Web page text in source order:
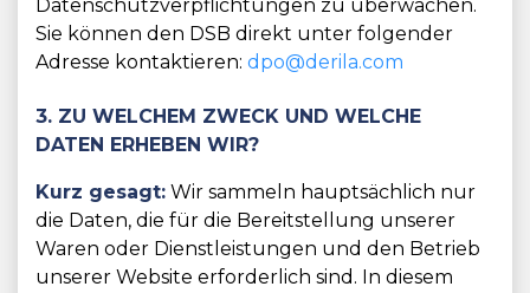
Datenschutzverpflichtungen zu überwachen.
Sie können den DSB direkt unter folgender
Adresse kontaktieren: dpo@derila.com
3. ZU WELCHEM ZWECK UND WELCHE
DATEN ERHEBEN WIR?
Kurz gesagt: Wir sammeln hauptsächlich nur
die Daten, die für die Bereitstellung unserer
Waren oder Dienstleistungen und den Betrieb
unserer Website erforderlich sind. In diesem